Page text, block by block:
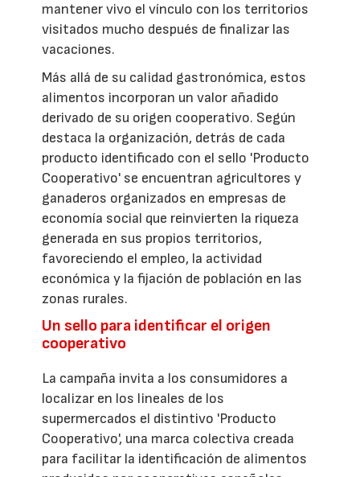
mantener vivo el vínculo con los territorios
visitados mucho después de finalizar las
vacaciones.
Más allá de su calidad gastronómica, estos
alimentos incorporan un valor añadido
derivado de su origen cooperativo. Según
destaca la organización, detrás de cada
producto identificado con el sello 'Producto
Cooperativo' se encuentran agricultores y
ganaderos organizados en empresas de
economía social que reinvierten la riqueza
generada en sus propios territorios,
favoreciendo el empleo, la actividad
económica y la fijación de población en las
zonas rurales.
Un sello para identificar el origen
cooperativo
La campaña invita a los consumidores a
localizar en los lineales de los
supermercados el distintivo 'Producto
Cooperativo', una marca colectiva creada
para facilitar la identificación de alimentos